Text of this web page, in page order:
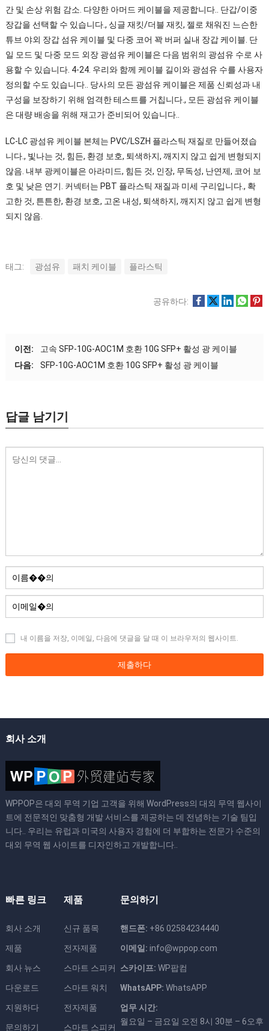
간 및 손상 위험 감소. 다양한 아머드 케이블을 제공합니다.. 단갑/이중
장갑을 선택할 수 있습니다., 싱글 재킷/더블 재킷, 젤로 채워진 느슨한
튜브 야외 장갑 섬유 케이블 및 다중 코어 꽉 버퍼 실내 장갑 케이블. 단
일 모드 및 다중 모드 외장 광섬유 케이블은 다음 범위의 광섬유 수로 사
용할 수 있습니다. 4-24. 우리와 함께 케이블 길이와 광섬유 수를 사용자
정의할 수도 있습니다.. 당사의 모든 광섬유 케이블은 제품 신뢰성과 내
구성을 보장하기 위해 엄격한 테스트를 거칩니다., 모든 광섬유 케이블
은 대량 배송을 위해 재고가 준비되어 있습니다..
LC-LC 광섬유 케이블 본체는 PVC/LSZH 플라스틱 재질로 만들어졌습
니다., 빛나는 것, 힘든, 환경 보호, 퇴색하지, 깨지지 않고 쉽게 변형되지
않음. 내부 광케이블은 아라미드, 힘든 것, 인장, 무독성, 난연제, 코어 보
호 및 낮은 연기. 커넥터는 PBT 플라스틱 재질과 미세 구리입니다., 확
고한 것, 튼튼한, 환경 보호, 고온 내성, 퇴색하지, 깨지지 않고 쉽게 변형
되지 않음.
태그: 광섬유 패치 케이블 플라스틱
공유하다:
이전:
고속 SFP-10G-AOC1M 호환 10G SFP+ 활성 광 케이블
다음:
SFP-10G-AOC1M 호환 10G SFP+ 활성 광 케이블
답글 남기기
내 이름을 저장, 이메일, 다음에 댓글을 달 때 이 브라우저의 웹사이트.
회사 소개
WPPOP은 대외 무역 기업 고객을 위해 WordPress의 대외 무역 웹사이
트에 전문적인 맞춤형 개발 서비스를 제공하는 데 전념하는 기술 팀입
니다.. 우리는 유럽과 미국의 사용자 경험에 더 부합하는 전문가 수준의
대외 무역 웹 사이트를 디자인하고 개발합니다..
빠른 링크
회사 소개
제품
회사 뉴스
다운로드
지원하다
문의하기
제품
신규 품목
전자제품
스마트 스피커
스마트 워치
전자제품
스마트 스피커
문의하기
핸드폰: +86 02584234440
이메일: info@wppop.com
스카이프: WP팝컴
WhatsAPP: WhatsAPP
업무 시간:
월요일 – 금요일 오전 8시 30분 – 6오후